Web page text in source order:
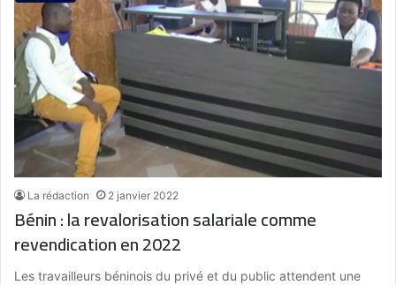
La rédaction 2 janvier 2022
Bénin : la revalorisation salariale comme
revendication en 2022
Les travailleurs béninois du privé et du public attendent une